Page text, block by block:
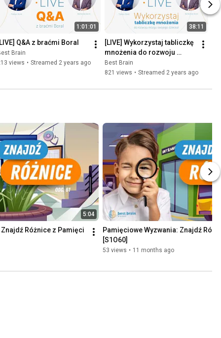
1:01:01
Q&A z braćmi Boral
Brain
views • Streamed 2 years ago
38:11
[LIVE] Wykorzystaj tabliczkę
mnożenia do rozwoju
mózgu swojego dziecka!
Best Brain
821 views • Streamed 2 years ago
5:04
Różnice z Pamięci
Pamięciowe Wyzwania: Znajdź
[S1O60]
53 views • 11 months ago